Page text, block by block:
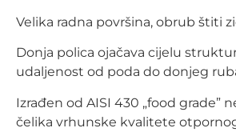
Velika radna površina, obrub štiti
Donja polica ojačava cijelu
udaljenost od poda do donjeg
Izrađen od AISI 430 „food grade”
čelika vrhunske kvalitete